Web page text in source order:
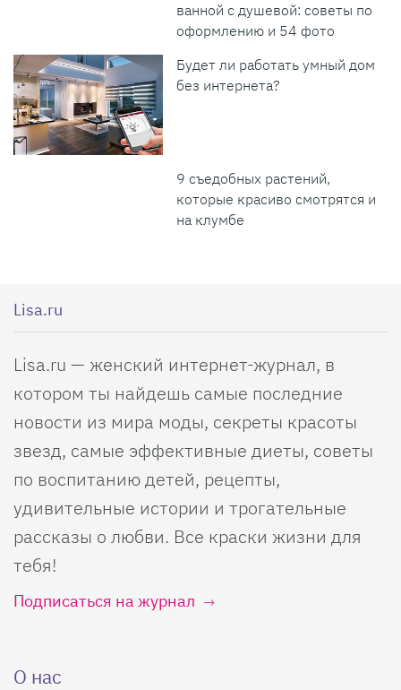
ванной с душевой: советы по
оформлению и 54 фото
Будет ли работать умный дом
без интернета?
9 съедобных растений,
которые красиво смотрятся и
на клумбе
Lisa.ru
Lisa.ru — женский интернет-журнал, в
котором ты найдешь самые последние
новости из мира моды, секреты красоты
звезд, самые эффективные диеты, советы
по воспитанию детей, рецепты,
удивительные истории и трогательные
рассказы о любви. Все краски жизни для
тебя!
Подписаться на журнал
О нас